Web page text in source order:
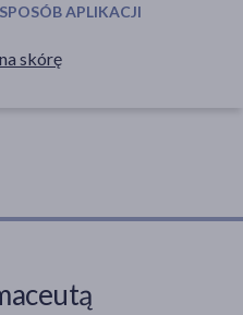
SPOSÓB APLIKACJI
na skórę